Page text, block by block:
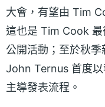
大會，有望由 Tim
這也是 Tim Cook
公開活動；至於秋
John Ternus 首度
主導發表流程。